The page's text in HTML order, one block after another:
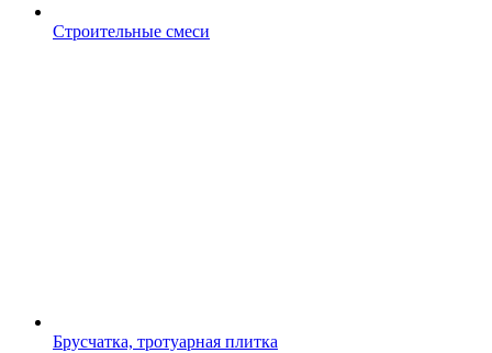
Строительные смеси
Брусчатка, тротуарная плитка